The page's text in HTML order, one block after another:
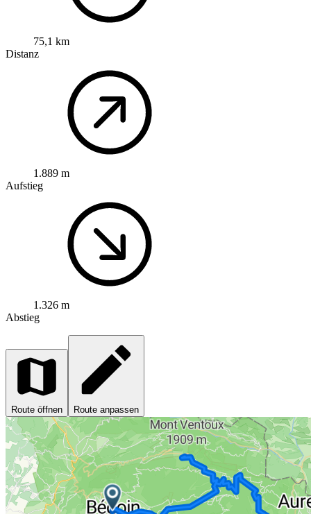
75,1 km
Distanz
1.889 m
Aufstieg
1.326 m
Abstieg
Route öffnen Route anpassen